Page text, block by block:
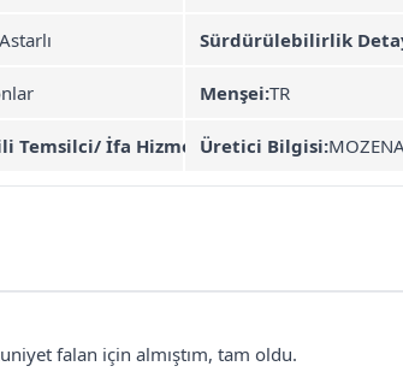
Astarlı Sürdürülebilirlik
Menşei:TR
Temsilci/ İfa Hizmet Sağlayıcı:MOZENA
Üretici Bilgisi:
falan için almıştım, tam oldu.